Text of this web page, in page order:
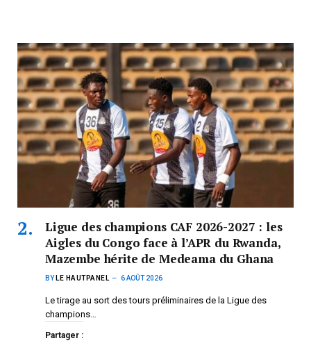
Ligue des champions CAF 2026-2027 : les
Aigles du Congo face à l’APR du Rwanda,
Mazembe hérite de Medeama du Ghana
BY LE HAUTPANEL 6 AOÛT 2026
Le tirage au sort des tours préliminaires de la Ligue des
champions…
Partager :